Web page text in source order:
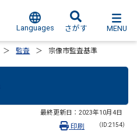
Languages さがす MENU
監査 宗像市監査基準
最終更新日： 2023年10月4日
（ID:2154）
印刷